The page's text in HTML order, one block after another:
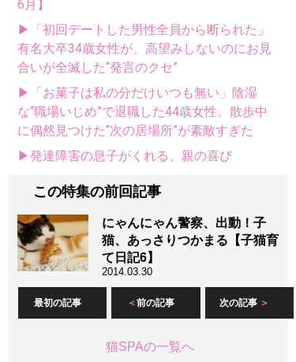
6月】
▶「初回デートした男性全員から断られた」
有名大卒34歳女性が、高望みしないのにお見
合いが全滅した“発言のクセ”
▶「お菓子は私の分だけいつも無い」陰湿
な“職場いじめ”で退職した44歳女性。散歩中
に偶然見つけた“次の居場所”が素敵すぎた
▶発達障害の息子がくれる、親の喜び
この特集の前回記事
にゃんにゃん警察、出動！子
猫、あっさりつかまる【子猫育
て日記6】
2014.03.30
最初の記事 前の記事 次の記事
猫SPAの一覧へ